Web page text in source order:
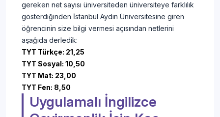
gereken net sayısı üniversiteden üniversiteye farklılık
gösterdiğinden İstanbul Aydın Üniversitesine giren
öğrencinin size bilgi vermesi açısından netlerini
aşağıda derledik:
TYT Türkçe: 21,25
TYT Sosyal: 10,50
TYT Mat: 23,00
TYT Fen: 8,50
Uygulamalı İngilizce